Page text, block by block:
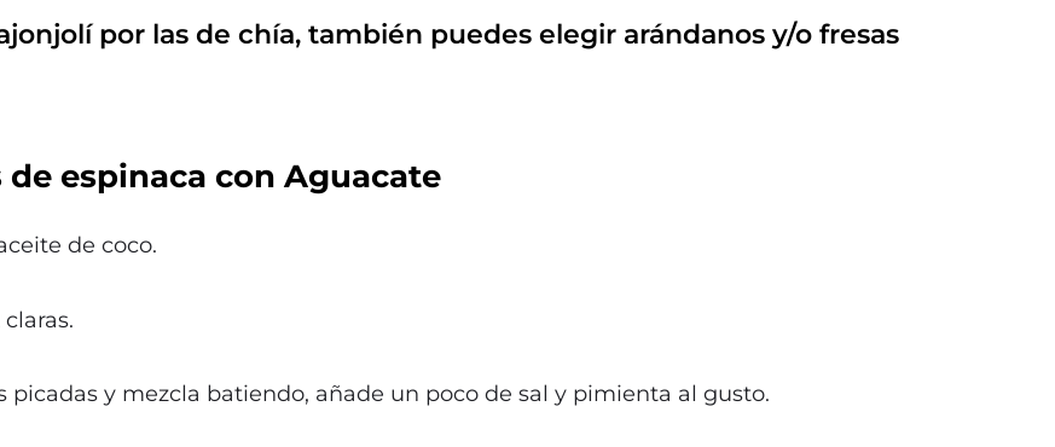
por las de chía, también puedes elegir arándanos y/o fresas
de espinaca con Aguacate
de coco.
y mezcla batiendo, añade un poco de sal y pimienta al gusto.